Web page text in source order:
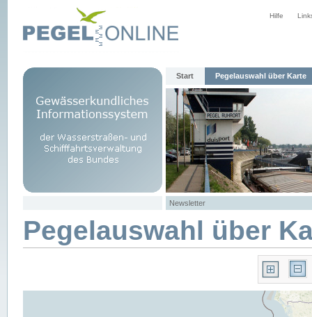
Hilfe
Start Pegelauswahl über Karte
Newsletter
Pegelauswahl über